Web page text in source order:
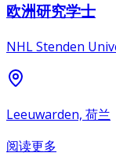
欧洲研究学士
NHL Stenden
Leeuwarden, 荷兰
阅读更多